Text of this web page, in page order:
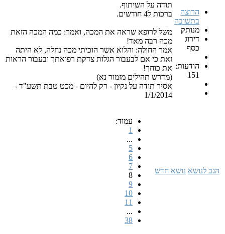
הרוצה
בתשובה
מנותק
דירוג
כסף
הודעות:
151
תודה על השיתוף.
ברכות ל4 חודשים.
משל לרופא שראה את המכה, ואמר: כמה המכה הזאת
מכה רבה מאד!
אמר החולה: והלוא אשר הוכיתי מכה נחלה, לא היתה
זאת כי אם לבעבור הגלות צדקת רפואתך ובעבור הראות
את כוחך!
(מדרש תהילים מזמור נא)
אסיר תודה על נקיון - רק להיום - מכט טבת תשע"ד -
1/1/2014
הגב לנושא נושא חדש
עמוד:
1
...
5
6
7
8
9
10
11
...
38